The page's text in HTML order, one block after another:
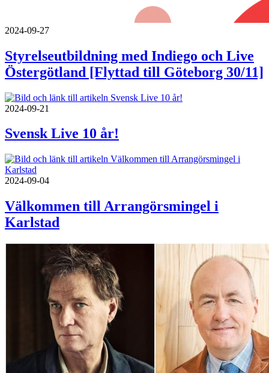
2024-09-27
Styrelseutbildning med Indiego och Live
Östergötland [Flyttad till Göteborg 30/11]
2024-09-21
Svensk Live 10 år!
2024-09-04
Välkommen till Arrangörsmingel i
Karlstad